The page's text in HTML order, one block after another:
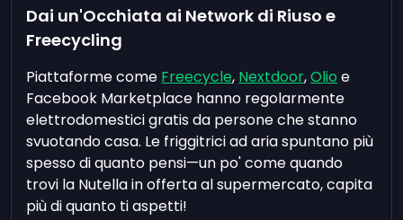
Dai un'Occhiata ai Network di Riuso e
Freecycling
Piattaforme come Freecycle, Nextdoor,Olio e
Facebook Marketplace hanno regolarmente
elettrodomestici gratis da persone che stanno
svuotando casa. Le friggitrici ad aria spuntano più
spesso di quanto pensi—un po' come quando
trovi la Nutella in offerta al supermercato, capita
più di quanto ti aspetti!